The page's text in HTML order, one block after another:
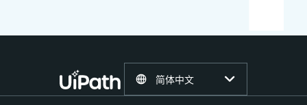
简体中文